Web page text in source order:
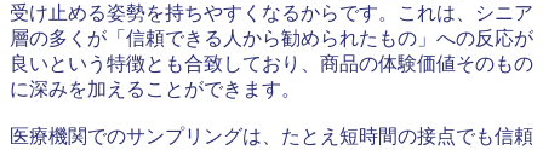
受け止める姿勢を持ちやすくなるからです。これは、シニア
層の多くが「信頼できる人から勧められたもの」への反応が
良いという特徴とも合致しており、商品の体験価値そのもの
に深みを加えることができます。
医療機関でのサンプリングは、たとえ短時間の接点でも信頼